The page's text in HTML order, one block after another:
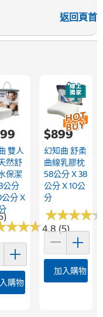
返回頁首
雙人
然舒
保潔
公分
分 X
★★★
★★★4.8 (5)
購物車
$899
幻知曲 舒柔
曲線乳膠枕
58公分 X 38
公分 X 10公
分
★★★★
★★★★
加入購物車